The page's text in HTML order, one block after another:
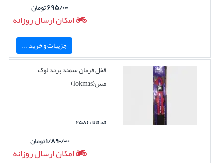
۶۹۵/۰۰۰تومان
امکان ارسال روزانه
جزییات و خرید ...
قفل فرمان سمند برند لوک
مس(lokmas)
کد کالا : ۲۵۸۶
۱/۸۹۰/۰۰۰تومان
امکان ارسال روزانه